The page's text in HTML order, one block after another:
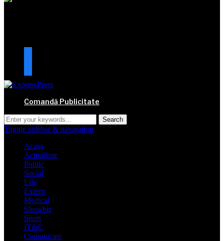
Comandă Publicitate
Toggle sidebar & navigation
Acasa
Actualitate
Politic
Social
Life
Extern
Medical
Showbiz
Sport
IT&C
Comunicate